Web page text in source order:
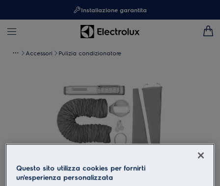
Installazione garantita
Accessori Pulizia condizionatore
Questo sito utilizza cookies per fornirti
un'esperienza personalizzata